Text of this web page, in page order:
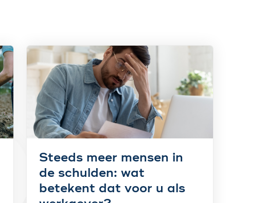
Steeds meer mensen in
de schulden: wat
betekent dat voor u als